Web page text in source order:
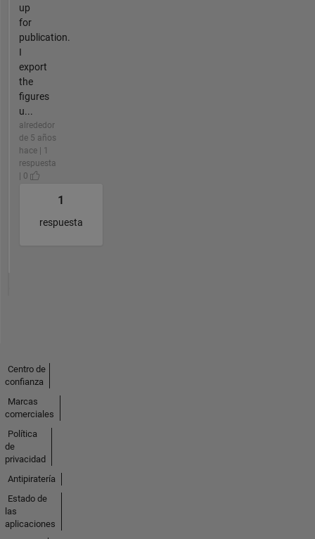
up
for
publication.
I
export
the
figures
u...
alrededor
de 5 años
hace | 1
respuesta
| 0
1
respuesta
Centro de
confianza
Marcas
comerciales
Política
de
privacidad
Antipiratería
Estado de
las
aplicaciones